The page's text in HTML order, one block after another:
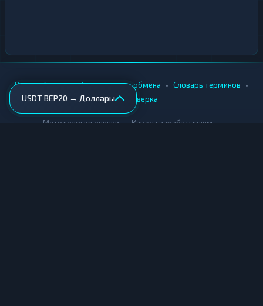
USDT BEP20 → Доллары
Вики • Города • Безопасность обмена • Словарь терминов •
AML-проверка
Методология оценки Как мы зарабатываем